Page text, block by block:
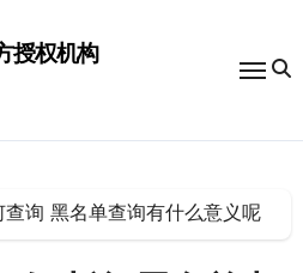
授权机构
询 黑名单查询有什么意义呢